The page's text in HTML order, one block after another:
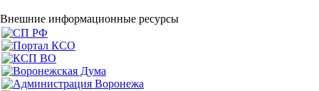
Внешние информационные ресурсы